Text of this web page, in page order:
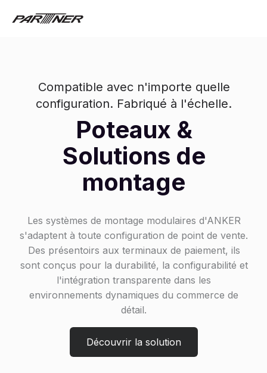
Compatible avec n'importe quelle
configuration. Fabriqué à l'échelle.
Poteaux &
Solutions de
montage
Les systèmes de montage modulaires d'ANKER
s'adaptent à toute configuration de point de vente.
Des présentoirs aux terminaux de paiement, ils
sont conçus pour la durabilité, la configurabilité et
l'intégration transparente dans les
environnements dynamiques du commerce de
détail.
Découvrir la solution